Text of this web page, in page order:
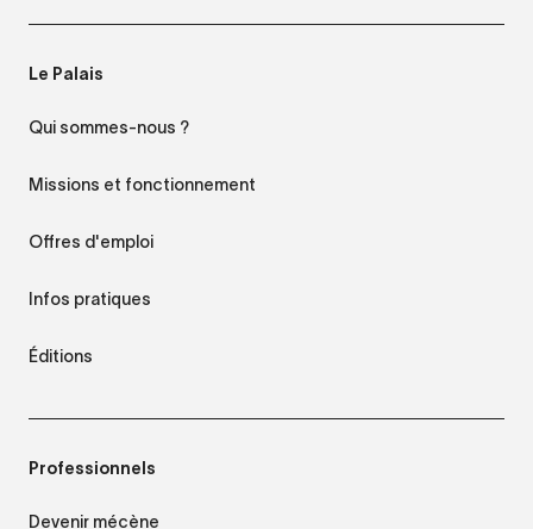
Le Palais
Qui sommes-nous ?
Missions et fonctionnement
Offres d'emploi
Infos pratiques
Éditions
Professionnels
Devenir mécène